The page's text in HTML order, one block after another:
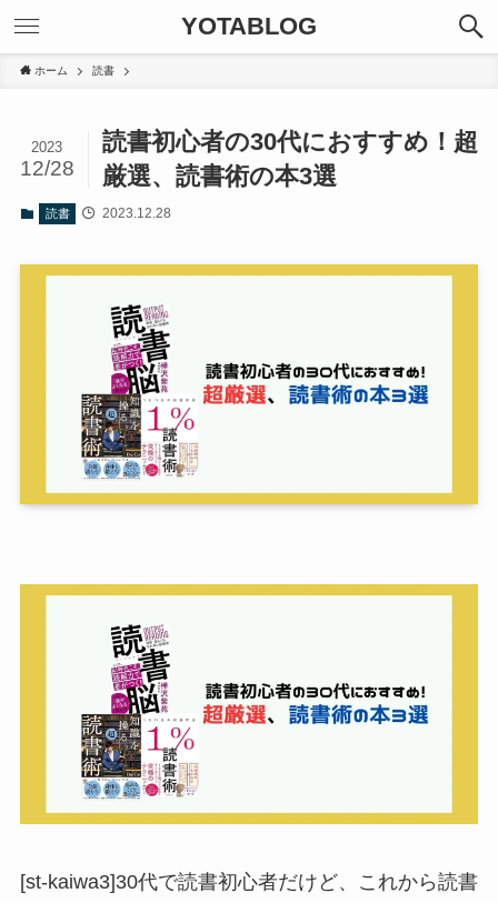
YOTABLOG
ホーム 読書
読書初心者の30代におすすめ！超
厳選、読書術の本3選
2023
12/28
読書 2023.12.28
[st-kaiwa3]30代で読書初心者だけど、これから読書